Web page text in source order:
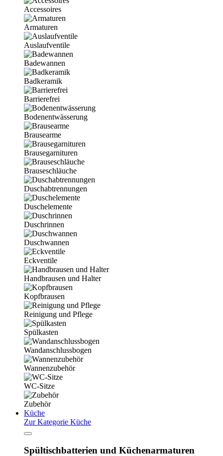
Accessoires
Armaturen
Auslaufventile
Badewannen
Badkeramik
Barrierefrei
Bodenentwässerung
Brausearme
Brausegarnituren
Brauseschläuche
Duschabtrennungen
Duschelemente
Duschrinnen
Duschwannen
Eckventile
Handbrausen und Halter
Kopfbrausen
Reinigung und Pflege
Spülkasten
Wandanschlussbogen
Wannenzubehör
WC-Sitze
Zubehör
Küche
Zur Kategorie Küche
Spültischbatterien und Küchenarmaturen